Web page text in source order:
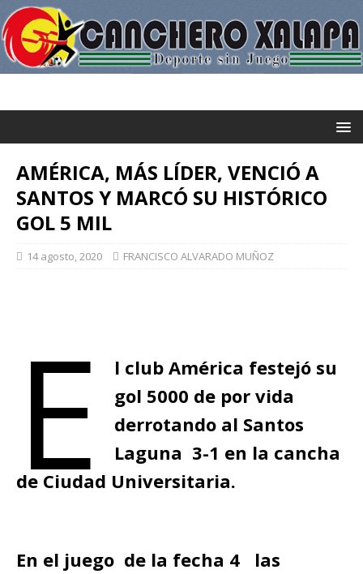
AMÉRICA, MÁS LÍDER, VENCIÓ A
SANTOS Y MARCÓ SU HISTÓRICO
GOL 5 MIL
14 agosto, 2020 FRANCISCO ALVARADO MUÑOZ
E
l club América festejó su
gol 5000 de por vida
derrotando al Santos
Laguna 3-1 en la cancha
de Ciudad Universitaria.
En el juego de la fecha 4 las